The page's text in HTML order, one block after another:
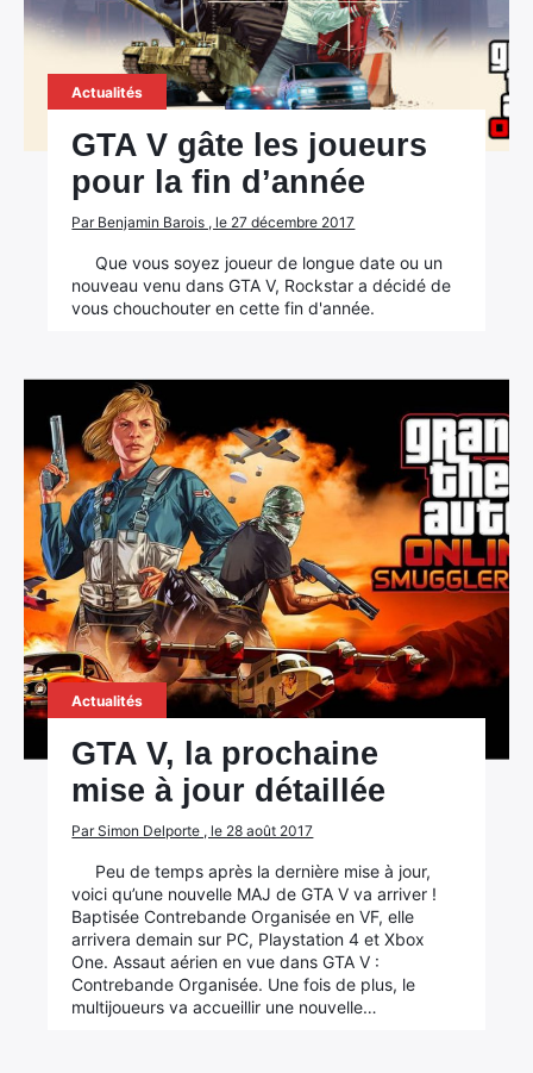
Actualités
GTA V gâte les joueurs
pour la fin d’année
Par Benjamin Barois , le 27 décembre 2017
Que vous soyez joueur de longue date ou un
nouveau venu dans GTA V, Rockstar a décidé de
vous chouchouter en cette fin d'année.
Actualités
GTA V, la prochaine
mise à jour détaillée
Par Simon Delporte , le 28 août 2017
Peu de temps après la dernière mise à jour,
voici qu’une nouvelle MAJ de GTA V va arriver !
Baptisée Contrebande Organisée en VF, elle
arrivera demain sur PC, Playstation 4 et Xbox
One. Assaut aérien en vue dans GTA V :
Contrebande Organisée. Une fois de plus, le
multijoueurs va accueillir une nouvelle…
×
Rechercher